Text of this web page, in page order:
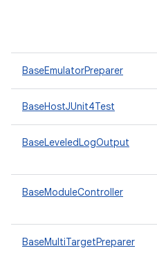
BaseEmulatorPreparer
BaseHostJUnit4Test
BaseLeveledLogOutput
BaseModuleController
BaseMultiTargetPreparer